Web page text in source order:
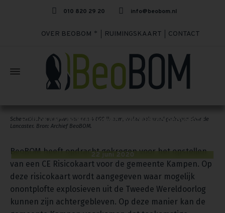
010 820 29 20 info@beobom.nl
OVER BEOBOM RUIMINGSKAART CONTACT
Risicokaart conventionele explosieven gemeente
22 juni 2020
Schematische weergave van een 4.000 lb bom, welke ook werd gedragen door de
Lancaster. Bron: Archief BeoBOM.
BeoBOM heeft opdracht gekregen voor het opstellen
van een CE Risicokaart voor de gemeente Kampen. Op
deze risicokaart wordt aangegeven waar mogelijk
onontplofte explosieven uit de Tweede Wereldoorlog
kunnen zijn achtergebleven. Op deze manier kan de